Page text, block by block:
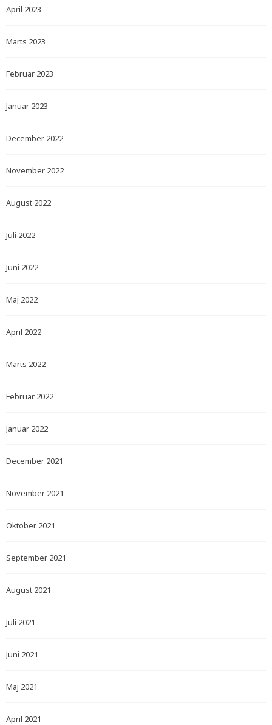
April 2023
Marts 2023
Februar 2023
Januar 2023
December 2022
November 2022
August 2022
Juli 2022
Juni 2022
Maj 2022
April 2022
Marts 2022
Februar 2022
Januar 2022
December 2021
November 2021
Oktober 2021
September 2021
August 2021
Juli 2021
Juni 2021
Maj 2021
April 2021